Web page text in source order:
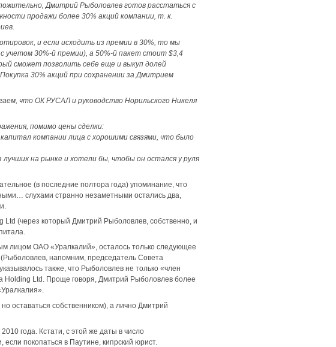
Дмитрий Рыболовлев готов расстаться с
продажи более 30% акций компании, т. к.
и если исходить из премии в 30%, то мы
учетом 30%-й премии), а 50%-й пакет стоит $3,4
сможет позволить себе еще и выкуп долей
30% акций при сохранении за Дмитрием
что ОК РУСАЛ и руководство Норильского Никеля
помимо цены сделки:
компании лица с хорошими связями, что было
на рынке и хотели бы, чтобы он остался у руля
(в последние полтора года) упоминание, что
слухами странно незаметными остались два,
(через который Дмитрий Рыболовлев, собственно, и
лицом ОАО «Уралкалий», осталось только следующее
напомним, председатель Совета
также, что Рыболовлев не только «член
Holding Ltd. Проще говоря, Дмитрий Рыболовлев более
оставаться собственником), а лично Дмитрий
года. Кстати, с этой же даты в число
покопаться в Паутине, кипрский юрист.